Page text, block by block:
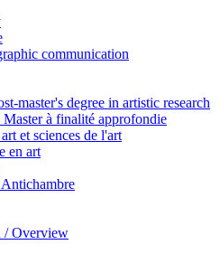
communication
master's degree in artistic research
à finalité approfondie
et sciences de l'art
en art
Antichambre
/ Overview